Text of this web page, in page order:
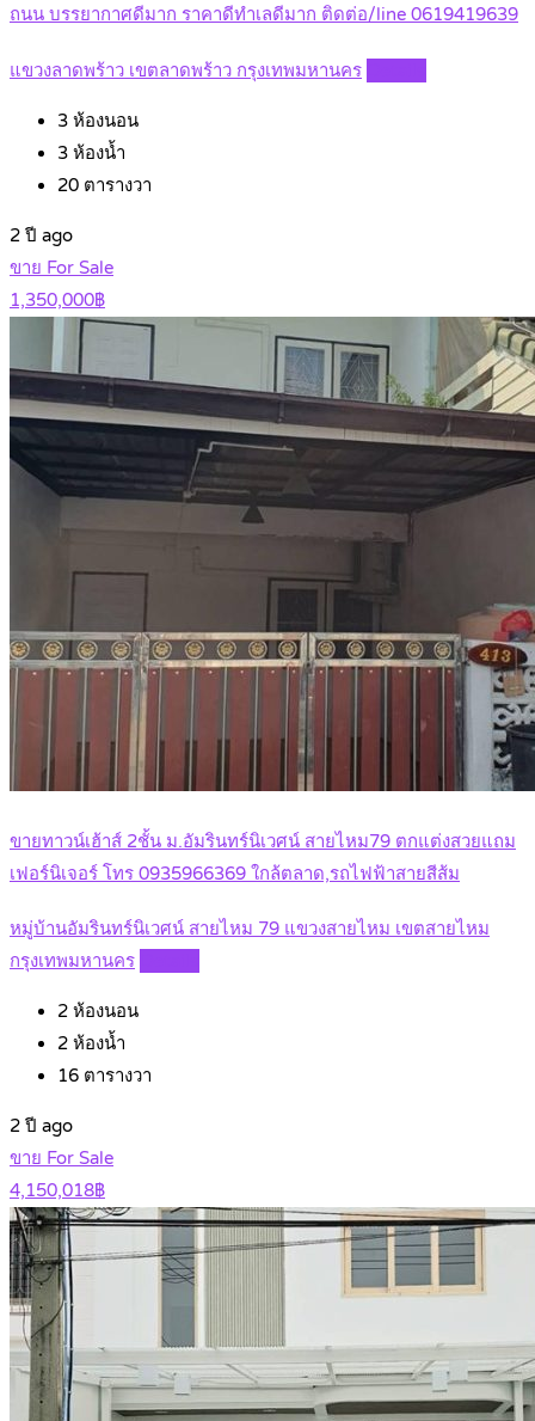
ถนน บรรยากาศดีมาก ราคาดีทำเลดีมาก ติดต่อ/line 0619419639
แขวงลาดพร้าว เขตลาดพร้าว กรุงเทพมหานคร
3 ห้องนอน
3 ห้องน้ำ
20 ตารางวา
2 ปี ago
ขาย For Sale
1,350,000฿
ขายทาวน์เฮ้าส์ 2ชั้น ม.อัมรินทร์นิเวศน์ สายไหม79 ตกแต่งสวยแถม
เฟอร์นิเจอร์ โทร 0935966369 ใกล้ตลาด,รถไฟฟ้าสายสีส้ม
หมู่บ้านอัมรินทร์นิเวศน์ สายไหม 79 แขวงสายไหม เขตสายไหม
กรุงเทพมหานคร
2 ห้องนอน
2 ห้องน้ำ
16 ตารางวา
2 ปี ago
ขาย For Sale
4,150,018฿